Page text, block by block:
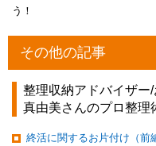
う！
その他の記事
整理収納アドバイザー
真由美さんのプロ整理
終活に関するお片付け（前